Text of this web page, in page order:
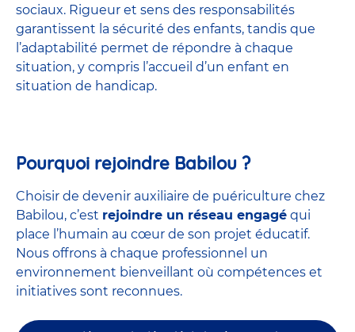
sociaux. Rigueur et sens des responsabilités
garantissent la sécurité des enfants, tandis que
l’adaptabilité permet de répondre à chaque
situation, y compris l’accueil d’un enfant en
situation de handicap.
Pourquoi rejoindre Babilou ?
Choisir de devenir auxiliaire de puériculture chez
Babilou, c’est rejoindre un réseau engagé qui
place l’humain au cœur de son projet éducatif.
Nous offrons à chaque professionnel un
environnement bienveillant où compétences et
initiatives sont reconnues.